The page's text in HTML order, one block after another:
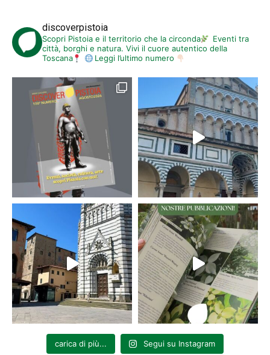
discoverpistoia
Scopri Pistoia e il territorio che la circonda
Eventi tra
città, borghi e natura. Vivi il cuore autentico della
Toscana
Leggi l’ultimo numero
carica di più... Segui su Instagram